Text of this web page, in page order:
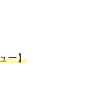
ー】